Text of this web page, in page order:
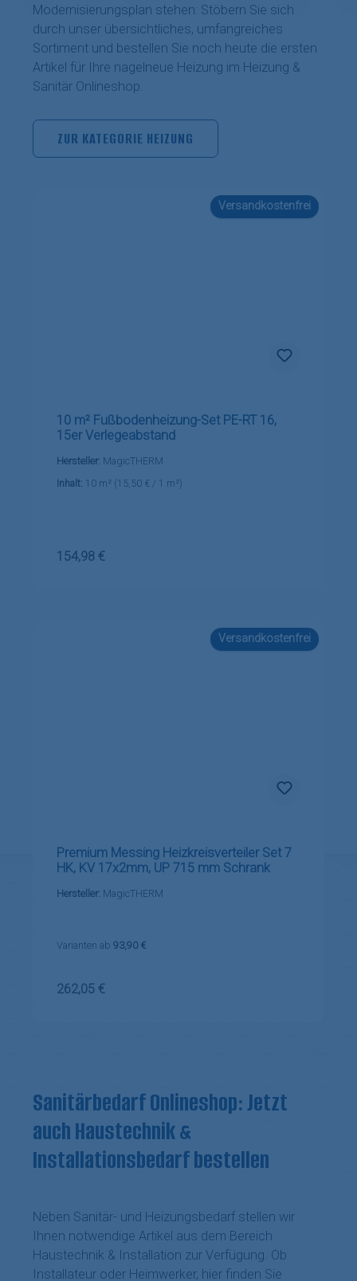
Modernisierungsplan stehen: Stöbern Sie sich
durch unser übersichtliches, umfangreiches
Sortiment und bestellen Sie noch heute die ersten
Artikel für Ihre nagelneue Heizung im Heizung &
Sanitär Onlineshop.
ZUR KATEGORIE HEIZUNG
Versandkostenfrei
10 m² Fußbodenheizung-Set PE-RT 16,
15er Verlegeabstand
Hersteller: MagicTHERM
Inhalt: 10 m² (15,50 € / 1 m²)
Regulärer Preis:
154,98 €
Versandkostenfrei
Premium Messing Heizkreisverteiler Set 7
HK, KV 17x2mm, UP 715 mm Schrank
Hersteller: MagicTHERM
Varianten ab 93,90 €
Regulärer Preis:
262,05 €
Sanitärbedarf Onlineshop: Jetzt
auch Haustechnik &
Installationsbedarf bestellen
Neben Sanitär- und Heizungsbedarf stellen wir
Ihnen notwendige Artikel aus dem Bereich
Haustechnik & Installation zur Verfügung. Ob
Installateur oder Heimwerker, hier finden Sie